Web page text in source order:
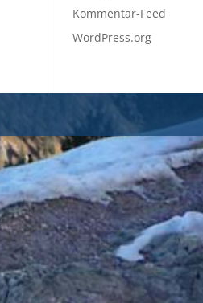
Kommentar-Feed
WordPress.org